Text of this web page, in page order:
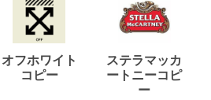
オフホワイト
コピー
ステラマッカ
ートニーコピ
ー